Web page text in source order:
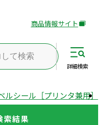
外
サ
別
商品情報サイト
ルシール［プリンタ兼用］
詳細検索
索結果